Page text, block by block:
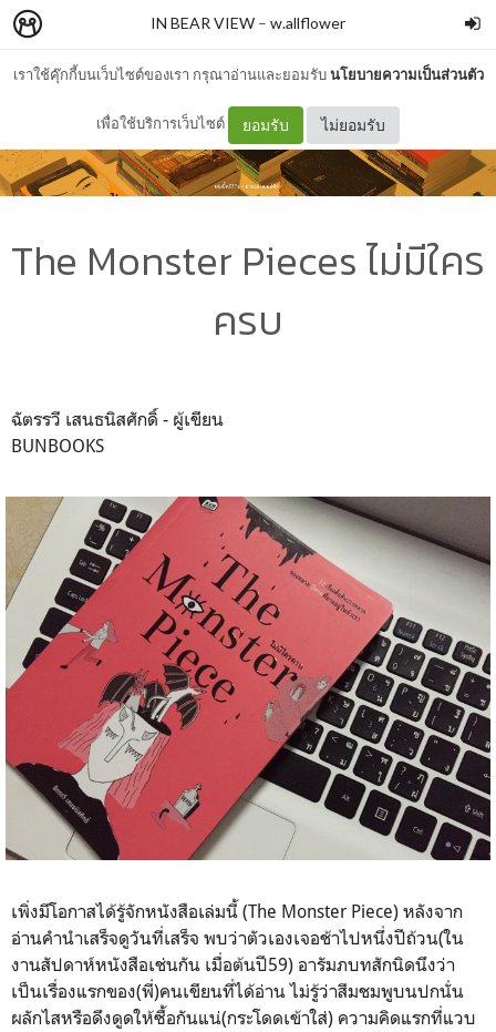
เราใช้คุ๊กกี้บนเว็บไซต์ของเรา กรุณาอ่านและยอมรับนโยบายความเป็นส่วนตัว
เพื่อใช้บริการเว็บไซต์ ยอมรับ ไม่ยอมรับ
IN BEAR VIEW – w.allflower
The Monster Pieces ไม่มีใคร
ครบ
ฉัตรรวี เสนธนิสศักดิ์ - ผู้เขียน
BUNBOOKS
เพิ่งมีโอกาสได้รู้จักหนังสือเล่มนี้ (The Monster Piece) หลังจาก
อ่านคำนำเสร็จดูวันที่เสร็จ พบว่าตัวเองเจอช้าไปหนึ่งปีถ้วน(ใน
งานสัปดาห์หนังสือเช่นกัน เมื่อต้นปี59) อารัมภบทสักนิดนึงว่า
เป็นเรื่องแรกของ(พี่)คนเขียนที่ได้อ่าน ไม่รู้ว่าสีมชมพูบนปกนั่น
ผลักไสหรือดึงดูดให้ซื้อกันแน่(กระโดดเข้าใส่) ความคิดแรกที่แวบ